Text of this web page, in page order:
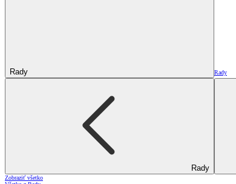
Rady Rady
Rady
Zobraziť všetko